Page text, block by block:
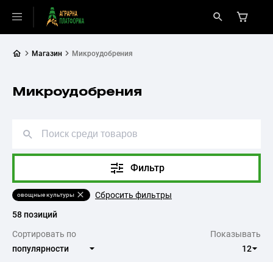
Магазин Микроудобрения
Микроудобрения
овощные культуры Сбросить фильтры
Фильтр
58 позиций
Сортировать по
Показывать